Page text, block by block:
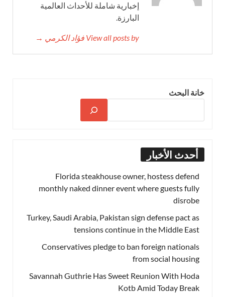
إخبارية شاملة للأحداث العالمية
البارزة.
View all posts by فؤاد الكرمي →
خانة البحث
أحدث الأخبار
Florida steakhouse owner, hostess defend
monthly naked dinner event where guests fully
disrobe
Turkey, Saudi Arabia, Pakistan sign defense pact as
tensions continue in the Middle East
Conservatives pledge to ban foreign nationals
from social housing
Savannah Guthrie Has Sweet Reunion With Hoda
Kotb Amid Today Break